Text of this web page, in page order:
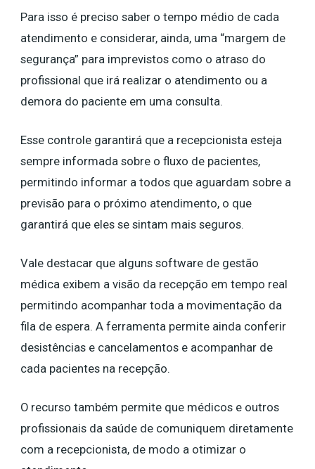
Para isso é preciso saber o tempo médio de cada
atendimento e considerar, ainda, uma “margem de
segurança” para imprevistos como o atraso do
profissional que irá realizar o atendimento ou a
demora do paciente em uma consulta.
Esse controle garantirá que a recepcionista esteja
sempre informada sobre o fluxo de pacientes,
permitindo informar a todos que aguardam sobre a
previsão para o próximo atendimento, o que
garantirá que eles se sintam mais seguros.
Vale destacar que alguns software de gestão
médica exibem a visão da recepção em tempo real
permitindo acompanhar toda a movimentação da
fila de espera. A ferramenta permite ainda conferir
desistências e cancelamentos e acompanhar de
cada pacientes na recepção.
O recurso também permite que médicos e outros
profissionais da saúde de comuniquem diretamente
com a recepcionista, de modo a otimizar o